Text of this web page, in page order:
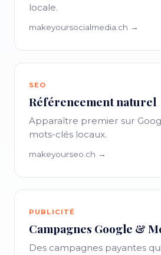
locale.
makeyoursocialmedia.ch →
SEO
Référencement naturel
Apparaître premier sur
mots-clés locaux.
makeyourseo.ch →
PUBLICITÉ
Campagnes Google &
Des campagnes payantes